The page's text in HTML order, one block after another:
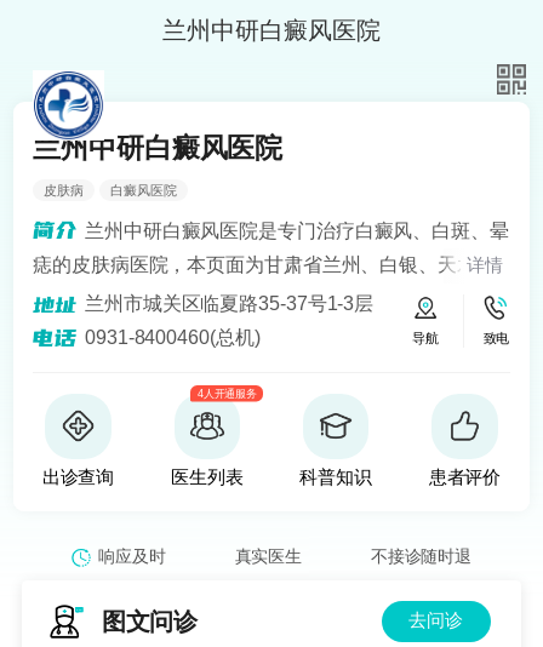
兰州中研白癜风医院
兰州中研白癜风医院
皮肤病 白癜风医院
兰州中研白癜风医院是专门治疗白癜风、白斑、晕
痣的皮肤病医院，本页面为甘肃省兰州、白银、天水、
定西、平凉、宁夏银川、青海西宁等地区患者提供白癜
风知识解答、预约挂号问诊服务。医院开设24小时在线
建立以病人为中心的诚信、理解、和谐的就医环境。
详情
兰州市城关区临夏路35-37号1-3层
0931-8400460(总机)
导航 致电
出诊查询
4人开通服务
医生列表 科普知识 患者评价
响应及时 真实医生 不接诊随时退
图文问诊 去问诊